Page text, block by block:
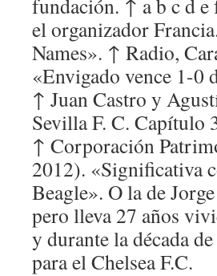
fundación. ↑ a b c d e
el organizador
Names». ↑ Radio,
«Envigado vence 1-0
↑ Juan Castro y
Sevilla F. C. Capítulo
↑ Corporación
2012). «Significativa
Beagle». O la de
pero lleva 27 años
y durante la década
para el Chelsea F.C.